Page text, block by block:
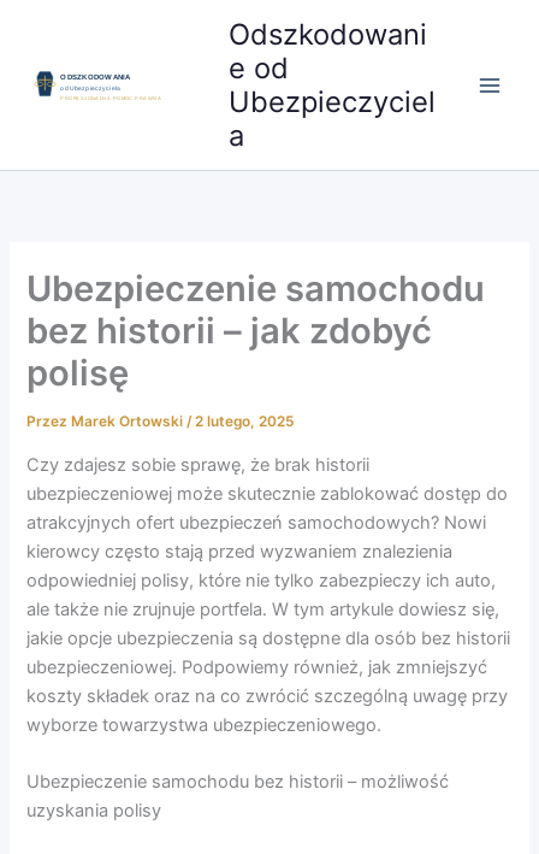
treści
Odszkodowani
e od
Ubezpieczyciel
a
Ubezpieczenie samochodu
bez historii – jak zdobyć
polisę
Przez Marek Ortowski/2 lutego, 2025
Czy zdajesz sobie sprawę, że brak historii
ubezpieczeniowej może skutecznie zablokować dostęp do
atrakcyjnych ofert ubezpieczeń samochodowych? Nowi
kierowcy często stają przed wyzwaniem znalezienia
odpowiedniej polisy, które nie tylko zabezpieczy ich auto,
ale także nie zrujnuje portfela. W tym artykule dowiesz się,
jakie opcje ubezpieczenia są dostępne dla osób bez historii
ubezpieczeniowej. Podpowiemy również, jak zmniejszyć
koszty składek oraz na co zwrócić szczególną uwagę przy
wyborze towarzystwa ubezpieczeniowego.
Ubezpieczenie samochodu bez historii – możliwość
uzyskania polisy